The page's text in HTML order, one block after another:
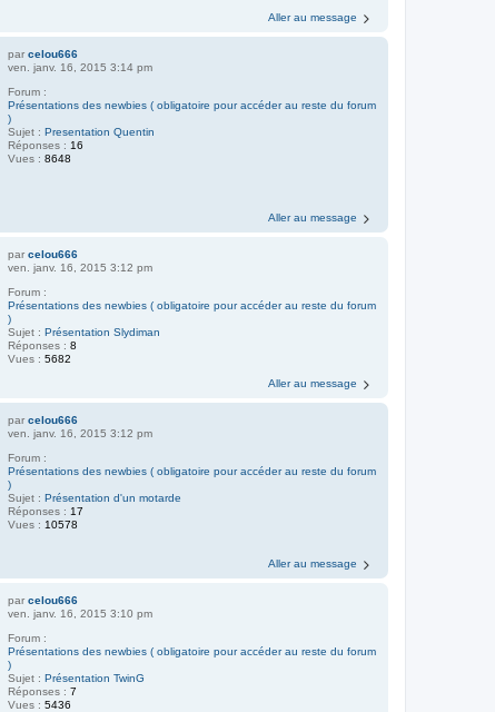
Aller au message
parcelou666
ven. janv. 16, 2015 3:14 pm
Forum :
Présentations des newbies ( obligatoire pour accéder au reste du forum
)
Sujet :Presentation Quentin
Réponses : 16
Vues :8648
Aller au message
parcelou666
ven. janv. 16, 2015 3:12 pm
Forum :
Présentations des newbies ( obligatoire pour accéder au reste du forum
)
Sujet :Présentation Slydiman
Réponses :8
Vues :5682
Aller au message
parcelou666
ven. janv. 16, 2015 3:12 pm
Forum :
Présentations des newbies ( obligatoire pour accéder au reste du forum
)
Sujet :Présentation d'un motarde
Réponses : 17
Vues : 10578
Aller au message
parcelou666
ven. janv. 16, 2015 3:10 pm
Forum :
Présentations des newbies ( obligatoire pour accéder au reste du forum
)
Sujet :Présentation TwinG
Réponses :7
Vues :5436